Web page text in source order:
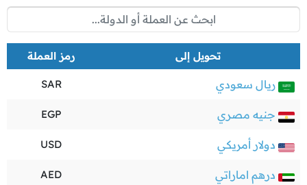
تحويل إلى رمز العملة
ريال سعودي SAR
جنيه مصري EGP
دولار أمريكي USD
درهم اماراتي AED